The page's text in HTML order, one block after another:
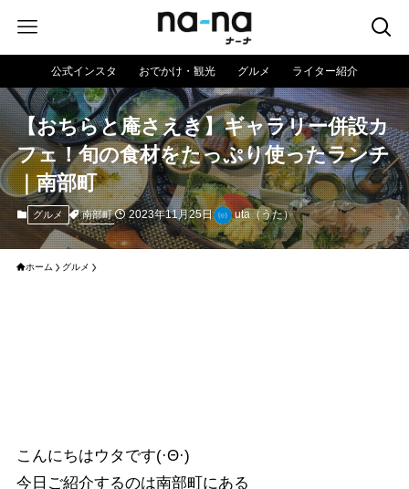
公式インスタ おでかけ・観光 グルメ ライター紹介
【おちらと庵さえき】ギャラリー併設カ
フェ！旬の食材をたっぷり使ったランチ
｜南部町
グルメ 南部町 2023年11月25日 uta（うた）
ホーム グルメ
こんにちはウタです(·Θ·)
今日ご紹介するのは南部町にある